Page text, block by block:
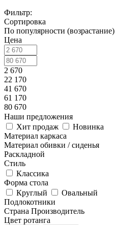
Фильтр:
Сортировка
По популярности (возрастание)
Цена
2 670
22 170
41 670
61 170
80 670
Наши предложения
Хит продаж
Новинка
Материал каркаса
Материал обивки / сиденья
Раскладной
Стиль
Классика
Форма стола
Круглый
Овальный
Подлокотники
Страна Производитель
Цвет ротанга